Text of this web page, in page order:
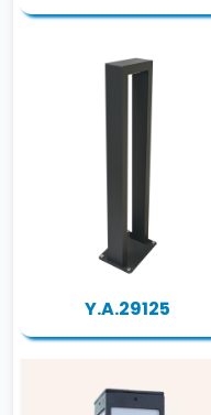
Y.A.29125